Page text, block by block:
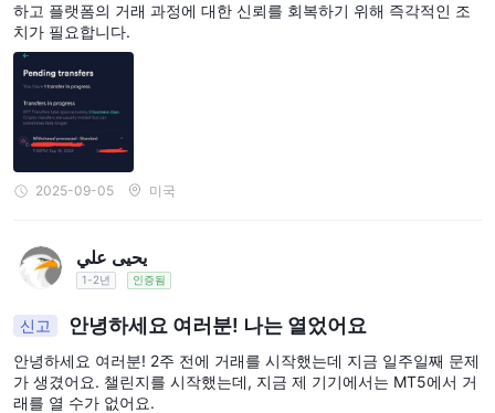
하고 플랫폼의 거래 과정에 대한 신뢰를 회복하기 위해 즉각적인 조
치가 필요합니다.
2025-09-05 미국
يحيى علي
1-2년 인증됨
신고 안녕하세요 여러분! 나는 열었어요
안녕하세요 여러분! 2주 전에 거래를 시작했는데 지금 일주일째 문제
가 생겼어요. 챌린지를 시작했는데, 지금 제 기기에서는 MT5에서 거
래를 열 수가 없어요.